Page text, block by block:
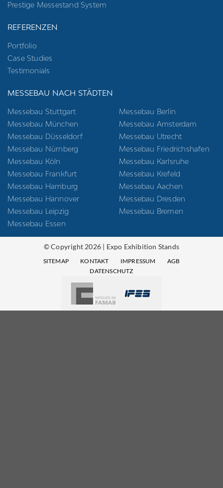
Prestige Messestand System
REFERENZEN
Portfolio
Case Studies
Testimonials
MESSEBAU NACH STÄDTEN
Messebau Stuttgart
Messebau München
Messebau Düsseldorf
Messebau Nürnberg
Messebau Köln
Messebau Frankfurt
Messebau Hamburg
Messebau Hannover
Messebau Leipzig
Messebau Essen
Messebau Berlin
Messebau Amsterdam
Messebau Utrecht
Messebau Friedrichshafen
Messebau Karlsruhe
Messebau Krefeld
Messebau Aachen
Messebau Dresden
Messebau Bremen
© Copyright 2026 | Expo Exhibition Stands
SITEMAP KONTAKT IMPRESSUM
AGB
DATENSCHUTZ